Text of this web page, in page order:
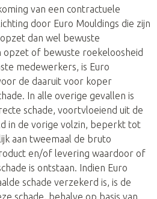
van een contractuele
door Euro Mouldings die zijn
dan wel bewuste
opzet of bewuste roekeloosheid
medewerkers, is Euro
de daaruit voor koper
In alle overige gevallen is
schade, voortvloeiend uit de
in de vorige volzin, beperkt tot
aan tweemaal de bruto
en/of levering waardoor of
is ontstaan. Indien Euro
schade verzekerd is, is de
schade, behalve op basis van